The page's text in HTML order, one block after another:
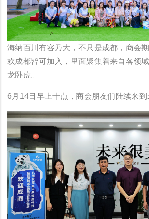
海纳百川有容乃大，不只是成都，商会
欢成都皆可加入，里面聚集着来自各领
龙卧虎。
6月14日早上十点，商会朋友们陆续来到